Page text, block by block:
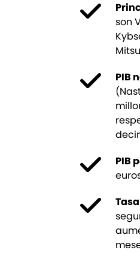
son
PIB
PIB